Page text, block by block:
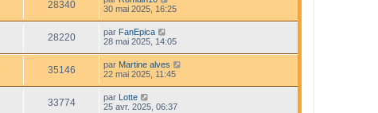
28340
30 mai 2025, 16:25
28220 par FanEpica
28 mai 2025, 14:05
35146 par Martine alves
22 mai 2025, 11:45
33774 par Lotte
25 avr. 2025, 06:37